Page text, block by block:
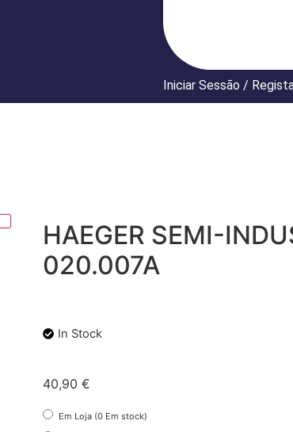
Iniciar Sessão /
HAEGER SEMI-
020.007A
In Stock
40,90 €
Em Loja (0 Em stock)